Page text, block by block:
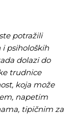
potražili
i psiholoških
dolazi do
trudnice
koja može
napetim
tipičnim za